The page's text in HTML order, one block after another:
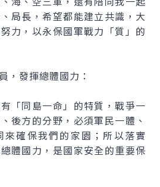
局長，希望都能建立共識，大
力，以永保國軍戰力「質」的
，發揮總體國力：
同島一命」的特質，戰爭一
後方的分野，必須軍民一體、
來確保我們的家園；所以落實
體國力，是國家安全的重要保